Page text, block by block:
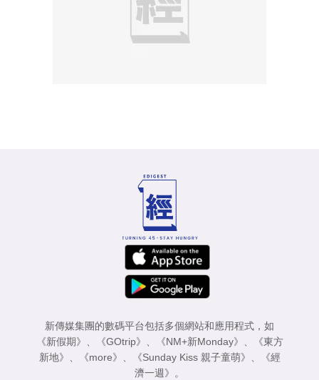
新傳媒集團的數碼平台包括多個網站和應用程式，如
《新假期》 、 《GOtrip》 、 《NM+新Monday》 、
《東方
新地》 、 《more》 、 《Sunday Kiss 親子童萌》 、
《經
濟一週》 。